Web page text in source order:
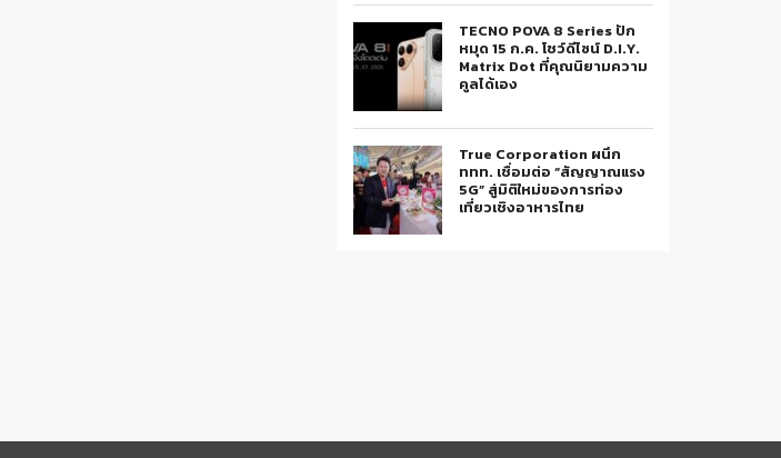
TECNO POVA 8 Series ปัก
หมุด 15 ก.ค. โชว์ดีไซน์ D.I.Y.
Matrix Dot ที่คุณนิยามความ
คูลได้เอง
True Corporation ผนึก
ททท. เชื่อมต่อ “สัญญาณแรง
5G” สู่มิติใหม่ของการท่อง
เที่ยวเชิงอาหารไทย